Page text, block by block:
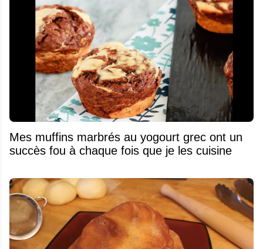
Mes muffins marbrés au yogourt grec ont un
succès fou à chaque fois que je les cuisine